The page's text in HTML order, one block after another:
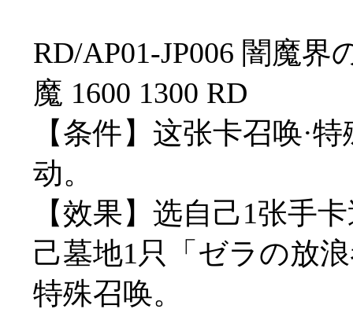
RD/AP01-JP006 闇魔
魔 1600 1300 RD
【条件】这张卡召唤·
动。
【效果】选自己1张手
己墓地1只「ゼラの放
特殊召唤。